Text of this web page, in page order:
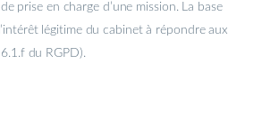
prise en charge d’une mission. La base
légitime du cabinet à répondre aux
du RGPD).